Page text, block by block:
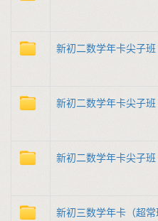
新初二数学年卡尖子班
新初二数学年卡尖子
新初二数学年卡尖子
新初三数学年卡（超常